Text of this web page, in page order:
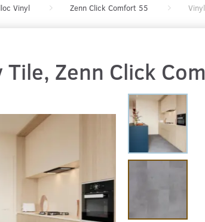
Vinyl Zenn Click Comfort 55
Zenn Click